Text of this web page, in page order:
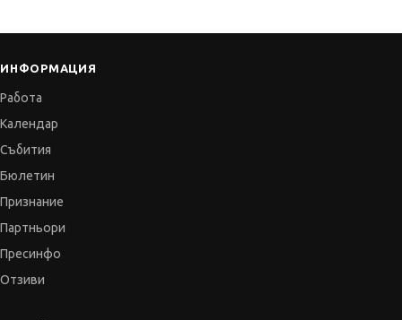
ИНФОРМАЦИЯ
Работа
Календар
Събития
Бюлетин
Признание
Партньори
Пресинфо
Отзиви